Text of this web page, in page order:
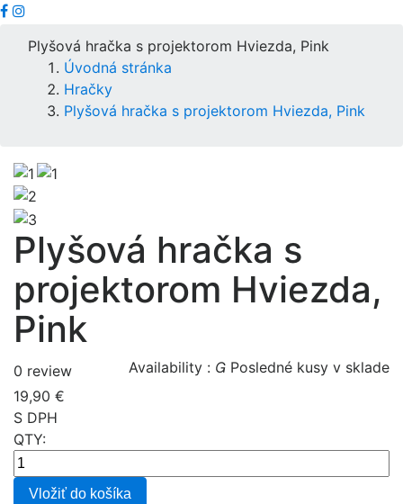
Plyšová hračka s projektorom Hviezda, Pink
Úvodná stránka
Hračky
Plyšová hračka s projektorom Hviezda, Pink
Plyšová hračka s
projektorom Hviezda,
Pink
0 review Availability :  Posledné kusy v sklade
19,90 €
S DPH
QTY:
Vložiť do košíka